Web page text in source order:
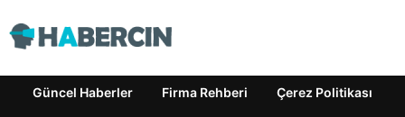
Güncel Haberler Firma Rehberi Çerez Politikası